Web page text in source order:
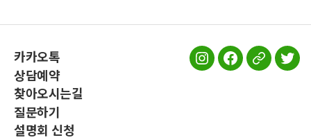
카카오톡
상담예약
찾아오시는길
질문하기
설명회 신청
스
스
스
스